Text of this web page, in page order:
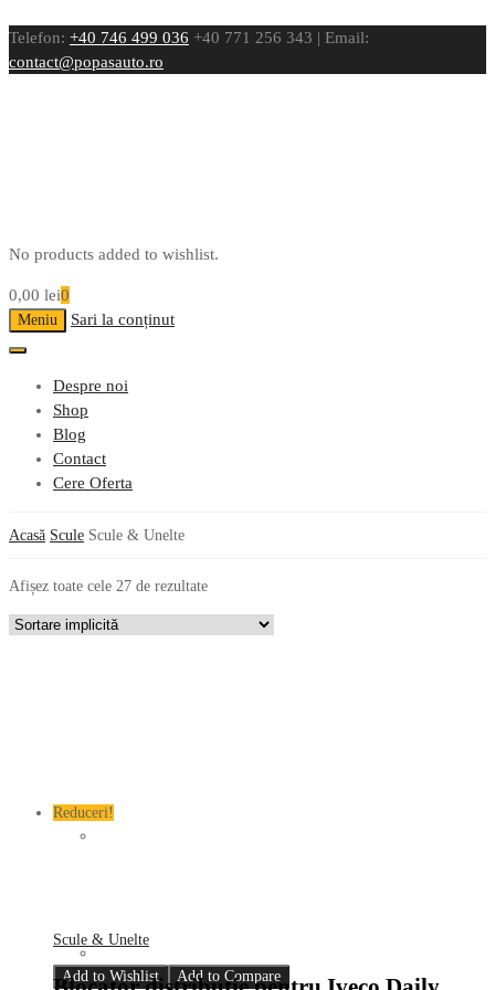
Telefon: +40 746 499 036 +40 771 256 343 | Email:
contact@popasauto.ro
No products added to wishlist.
0,00 lei0
Meniu Sari la conținut
Despre noi
Shop
Blog
Contact
Cere Oferta
Acasă Scule Scule & Unelte
Afișez toate cele 27 de rezultate
Reduceri!
Add to Wishlist Add to Compare
Scule & Unelte